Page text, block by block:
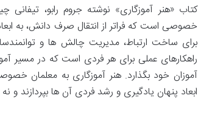
کتاب «هنر آموزگاری» نوشته جروم رابو،
خصوصی است که فراتر از انتقال صرف دانش، به
برای ساخت ارتباط، مدیریت چالش ها و
راهکارهای عملی برای هر فردی است که در مسیر
آموزان خود بگذارد. هنر آموزگاری به معلمان
ابعاد پنهان یادگیری و رشد فردی آن ها بپردازند و